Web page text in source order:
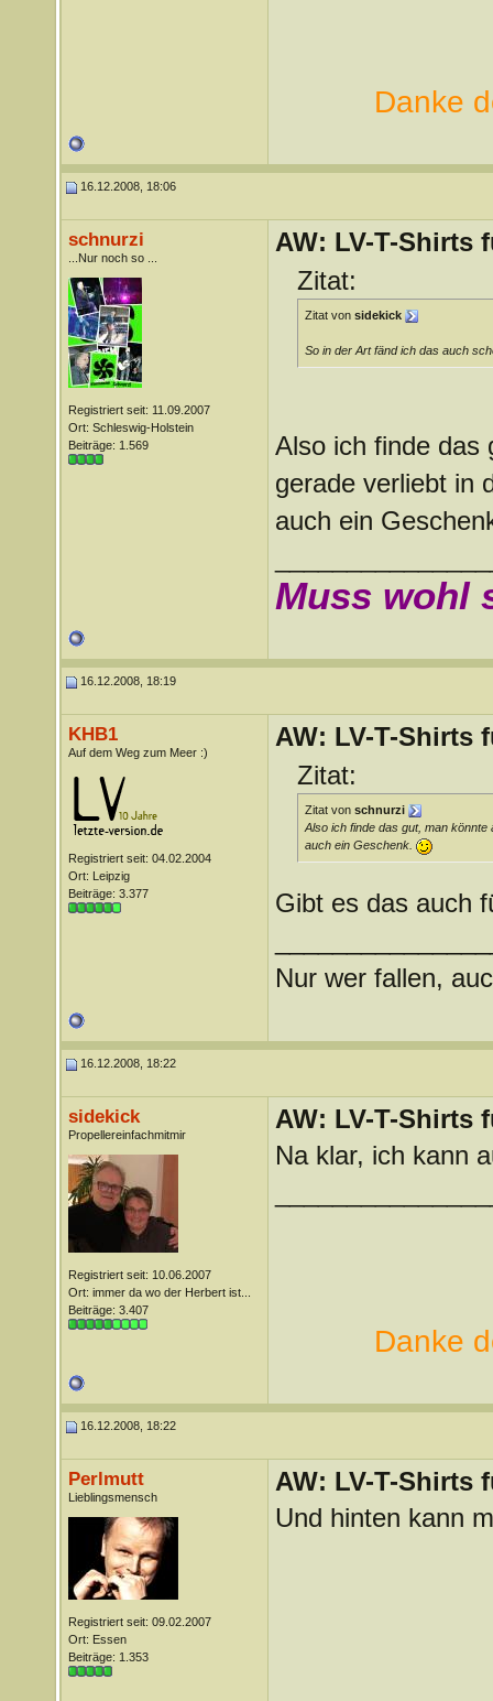
Danke
16.12.2008, 18:06
schnurzi
...Nur noch so ...
Registriert seit: 11.09.2007
Ort: Schleswig-Holstein
Beiträge: 1.569
AW: LV-T-Shirts
Zitat:
Zitat von sidekick
So in der Art fänd ich das auch
Also ich finde das
gerade verliebt in
auch ein
Muss wohl
16.12.2008, 18:19
KHB1
Auf dem Weg zum Meer :)
Registriert seit: 04.02.2004
Ort: Leipzig
Beiträge: 3.377
AW: LV-T-Shirts
Zitat:
Zitat von schnurzi
Also ich finde das gut, man
auch ein Geschenk.
Gibt es das auch
Nur wer fallen,
16.12.2008, 18:22
sidekick
Propellereinfachmitmir
Registriert seit: 10.06.2007
Ort: immer da wo der Herbert ist...
Beiträge: 3.407
AW: LV-T-Shirts
Na klar, ich kann
Danke
16.12.2008, 18:22
Perlmutt
Lieblingsmensch
Registriert seit: 09.02.2007
Ort: Essen
Beiträge: 1.353
AW: LV-T-Shirts
Und hinten kann